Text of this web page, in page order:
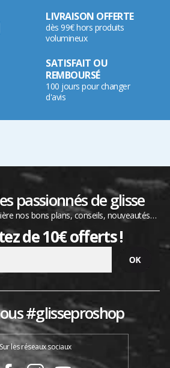
LIVRAISON OFFERTE
dès 99€ hors produits
volumineux
SATISFAIT OU
REMBOURSÉ
100 jours pour changer
d'avis
passionnés de glisse
nos bons plans, conseils, nouveautés…
de 10€ offerts !
#glisseproshop
Sur les réseaux sociaux